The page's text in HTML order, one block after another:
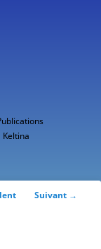
Keltina
Suivant →